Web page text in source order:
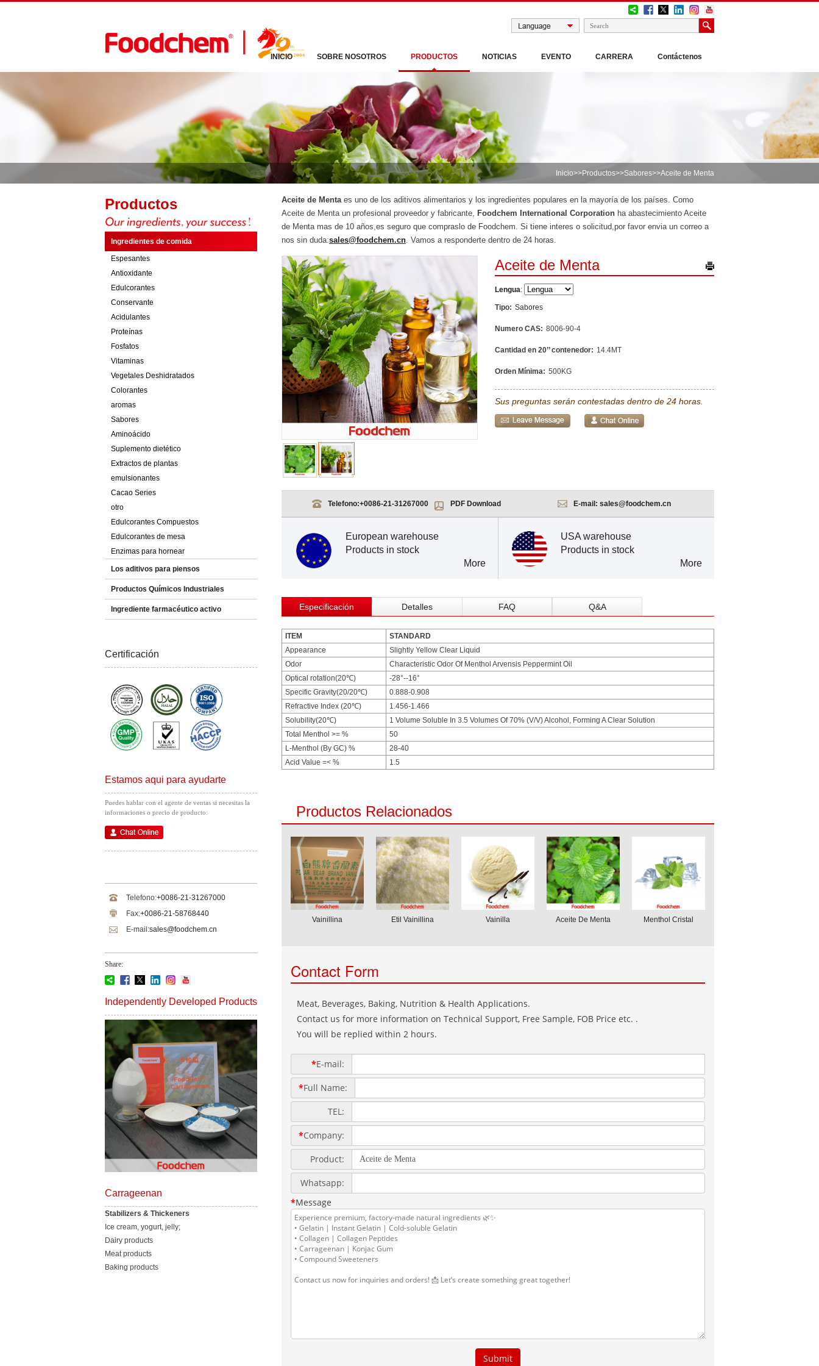
INICIO SOBRE NOSOTROS PRODUCTOS NOTICIAS EVENTO CARRERA Contáctenos
Inicio>>Productos>>Sabores>>Aceite de Menta
Productos
Ingredientes de comida
Espesantes
Antioxidante
Edulcorantes
Conservante
Acidulantes
Proteínas
Fosfatos
Vitaminas
Vegetales Deshidratados
Colorantes
aromas
Sabores
Aminoácido
Suplemento dietético
Extractos de plantas
emulsionantes
Cacao Series
otro
Edulcorantes Compuestos
Edulcorantes de mesa
Enzimas para hornear
Los aditivos para piensos
Productos Químicos Industriales
Ingrediente farmacéutico activo
Certificación
Estamos aqui para ayudarte
Puedes hablar con el agente de ventas si necesitas la
informaciones o precio de producto:
Telefono:+0086-21-31267000
Fax:+0086-21-58768440
E-mail:sales@foodchem.cn
Share:
Independently Developed Products
Carrageenan
Stabilizers & Thickeners
Ice cream, yogurt, jelly;
Dairy products
Meat products
Baking products
Aceite de Mentaes uno de los aditivos alimentarios y los ingredientes populares en la mayoría de los países. Como
Aceite de Menta un profesional proveedor y fabricante, Foodchem International Corporation ha abastecimiento Aceite
de Menta mas de 10 años,es seguro que compraslo de Foodchem. Si tiene interes o solicitud,por favor envia un correo a
nos sin duda:sales@foodchem.cn. Vamos a responderte dentro de 24 horas.
Aceite de Menta
Lengua:
Tipo: Sabores
Numero CAS: 8006-90-4
Cantidad en 20’’ contenedor: 14.4MT
Orden Mínima: 500KG
Sus preguntas serán contestadas dentro de 24 horas.
Telefono:+0086-21-31267000 PDF Download E-mail: sales@foodchem.cn
European warehouse
Products in stock
More
USA warehouse
Products in stock
More
Especificación Detalles FAQ Q&A
ITEM
STANDARD
Appearance
Slightly Yellow Clear Liquid
Odor
Characteristic Odor Of Menthol Arvensis Peppermint Oil
Optical rotation(20℃)
-28°--16°
Specific Gravity(20/20℃)
0.888-0.908
Refractive Index (20℃)
1.456-1.466
Solubility(20℃)
1 Volume Soluble In 3.5 Volumes Of 70% (V/V) Alcohol, Forming A Clear Solution
Total Menthol >= %
50
L-Menthol (By GC) %
28-40
Acid Value =< %
1.5
Productos Relacionados
Vainillina Etil Vainillina Vainilla Aceite De Menta Menthol Cristal